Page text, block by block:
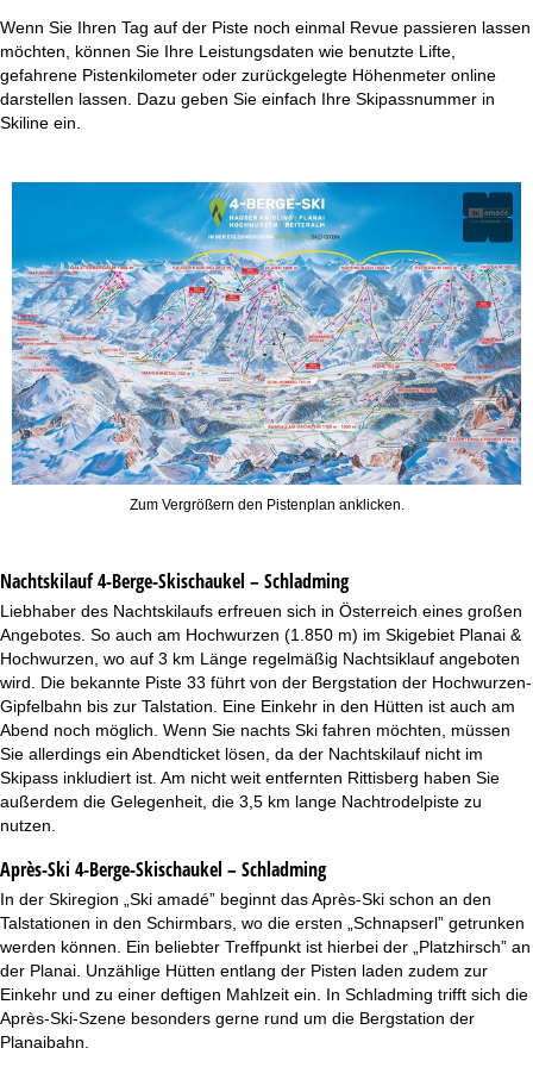
Wenn Sie Ihren Tag auf der Piste noch einmal Revue passieren lassen
möchten, können Sie Ihre Leistungsdaten wie benutzte Lifte,
gefahrene Pistenkilometer oder zurückgelegte Höhenmeter online
darstellen lassen. Dazu geben Sie einfach Ihre Skipassnummer in
Skiline ein.
Zum Vergrößern den Pistenplan anklicken.
Nachtskilauf4-Berge-Skischaukel – Schladming
Liebhaber des Nachtskilaufs erfreuen sich in Österreich eines großen
Angebotes. So auch am Hochwurzen (1.850 m) im Skigebiet Planai &
Hochwurzen, wo auf 3 km Länge regelmäßig Nachtsiklauf angeboten
wird. Die bekannte Piste 33 führt von der Bergstation der Hochwurzen-
Gipfelbahn bis zur Talstation. Eine Einkehr in den Hütten ist auch am
Abend noch möglich. Wenn Sie nachts Ski fahren möchten, müssen
Sie allerdings ein Abendticket lösen, da der Nachtskilauf nicht im
Skipass inkludiert ist. Am nicht weit entfernten Rittisberg haben Sie
außerdem die Gelegenheit, die 3,5 km lange Nachtrodelpiste zu
nutzen.
Après-Ski 4-Berge-Skischaukel – Schladming
In der Skiregion „Ski amadé” beginnt das Après-Ski schon an den
Talstationen in den Schirmbars, wo die ersten „Schnapserl” getrunken
werden können. Ein beliebter Treffpunkt ist hierbei der „Platzhirsch” an
der Planai. Unzählige Hütten entlang der Pisten laden zudem zur
Einkehr und zu einer deftigen Mahlzeit ein. In Schladming trifft sich die
Après-Ski-Szene besonders gerne rund um die Bergstation der
Planaibahn.